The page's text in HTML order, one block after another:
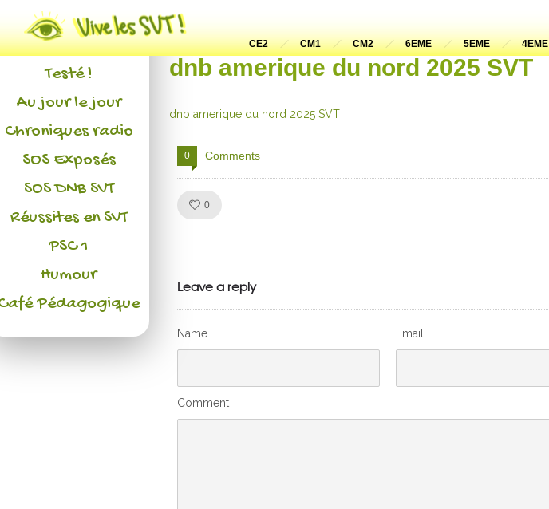
CE2 CM1 CM2 6EME 5EME 4EME
dnb amerique du nord 2025 SVT
dnb amerique du nord 2025 SVT
0 Comments
0
Leave a reply
Name Email
Comment
Actualités
L'association
Testé !
Au jour le jour
Chroniques radio
SOS Exposés
SOS DNB SVT
Réussites en SVT
PSC 1
Humour
Pédagogique